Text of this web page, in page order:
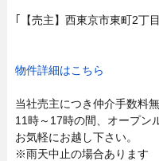
｢【売主】西東京市東町2
物件詳細はこちら
当社売主につき仲介手数料
11時～17時の間、オープン
お気軽にお越し下さい。
※雨天中止の場合あります